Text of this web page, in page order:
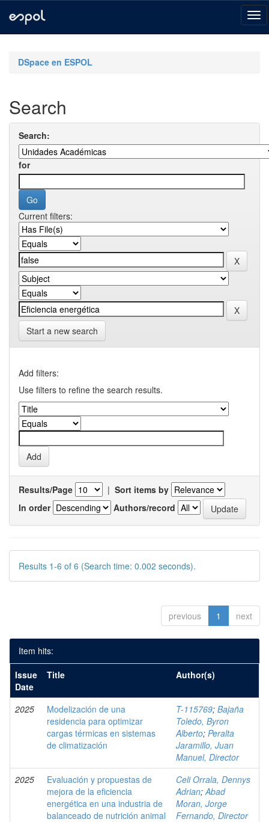
navigationDSpace en ESPOL
Search
Search:
for
Current filters:
Start a new search
Add filters:
Use filters to refine the search results.
Results/Page | Sort items by
In order
Authors/record
Results 1-6 of 6 (Search time: 0.002 seconds).
previous 1 next
Item hits:
Issue
Date
Title Author(s)
2025
Modelización de una
residencia para optimizar
cargas térmicas en sistemas
de climatización
T-115769; Bajaña
Toledo, Byron
Alberto; Peralta
Jaramillo, Juan
Manuel, Director
2025
Evaluación y propuestas de
mejora de la eficiencia
energética en una industria de
balanceado de nutrición animal
Celi Orrala, Dennys
Adrian;Abad
Moran, Jorge
Fernando, Director